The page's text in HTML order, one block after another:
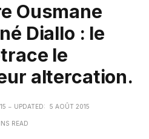
Ousmane
Diallo : le
le
altercation.
UPDATED: 5 AOÛT 2015
READ